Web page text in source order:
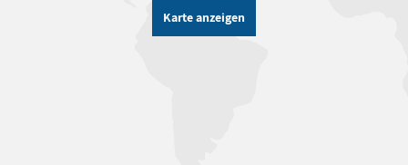
Karte anzeigen